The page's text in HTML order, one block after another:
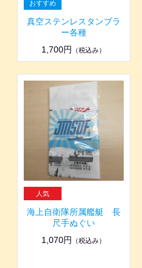
真空ステンレスタンブラ
ー各種
1,700円
（税込み）
海上自衛隊所属艦艇 長
尺手ぬぐい
1,070円
（税込み）